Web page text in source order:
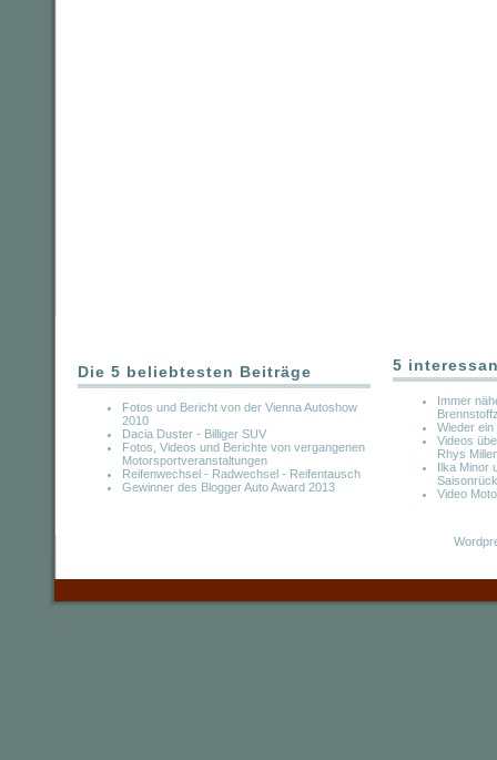
Die 5 beliebtesten Beiträge
Fotos und Bericht von der Vienna Autoshow
2010
Dacia Duster - Billiger SUV
Fotos, Videos und Berichte von vergangenen
Motorsportveranstaltungen
Reifenwechsel - Radwechsel - Reifentausch
Gewinner des Blogger Auto Award 2013
5
Immer
Wieder ein
Videos
Rhys
Ilka Minor
Video